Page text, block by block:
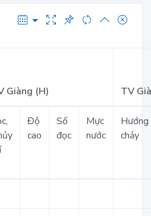
Giàng (H) TV
Độ
cao
Số
đọc
Mực
nước
Hướng
chảy